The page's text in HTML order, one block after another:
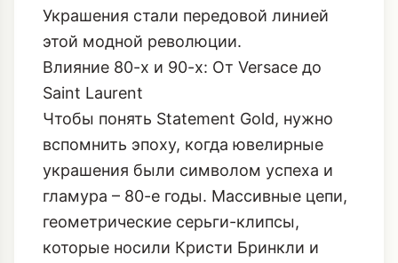
Украшения стали передовой линией
этой модной революции.
Влияние 80-х и 90-х: От Versace до
Saint Laurent
Чтобы понять Statement Gold, нужно
вспомнить эпоху, когда ювелирные
украшения были символом успеха и
гламура – 80-е годы. Массивные цепи,
геометрические серьги-клипсы,
которые носили Кристи Бринкли и